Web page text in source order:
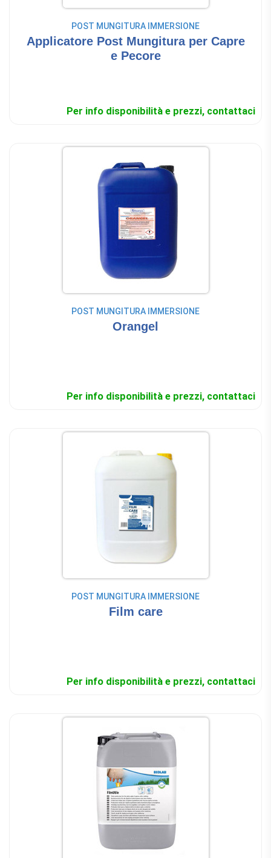
POST MUNGITURA IMMERSIONE
Applicatore Post Mungitura per Capre
e Pecore
Per info disponibilità e prezzi, contattaci
POST MUNGITURA IMMERSIONE
Orangel
Per info disponibilità e prezzi, contattaci
POST MUNGITURA IMMERSIONE
Film care
Per info disponibilità e prezzi, contattaci